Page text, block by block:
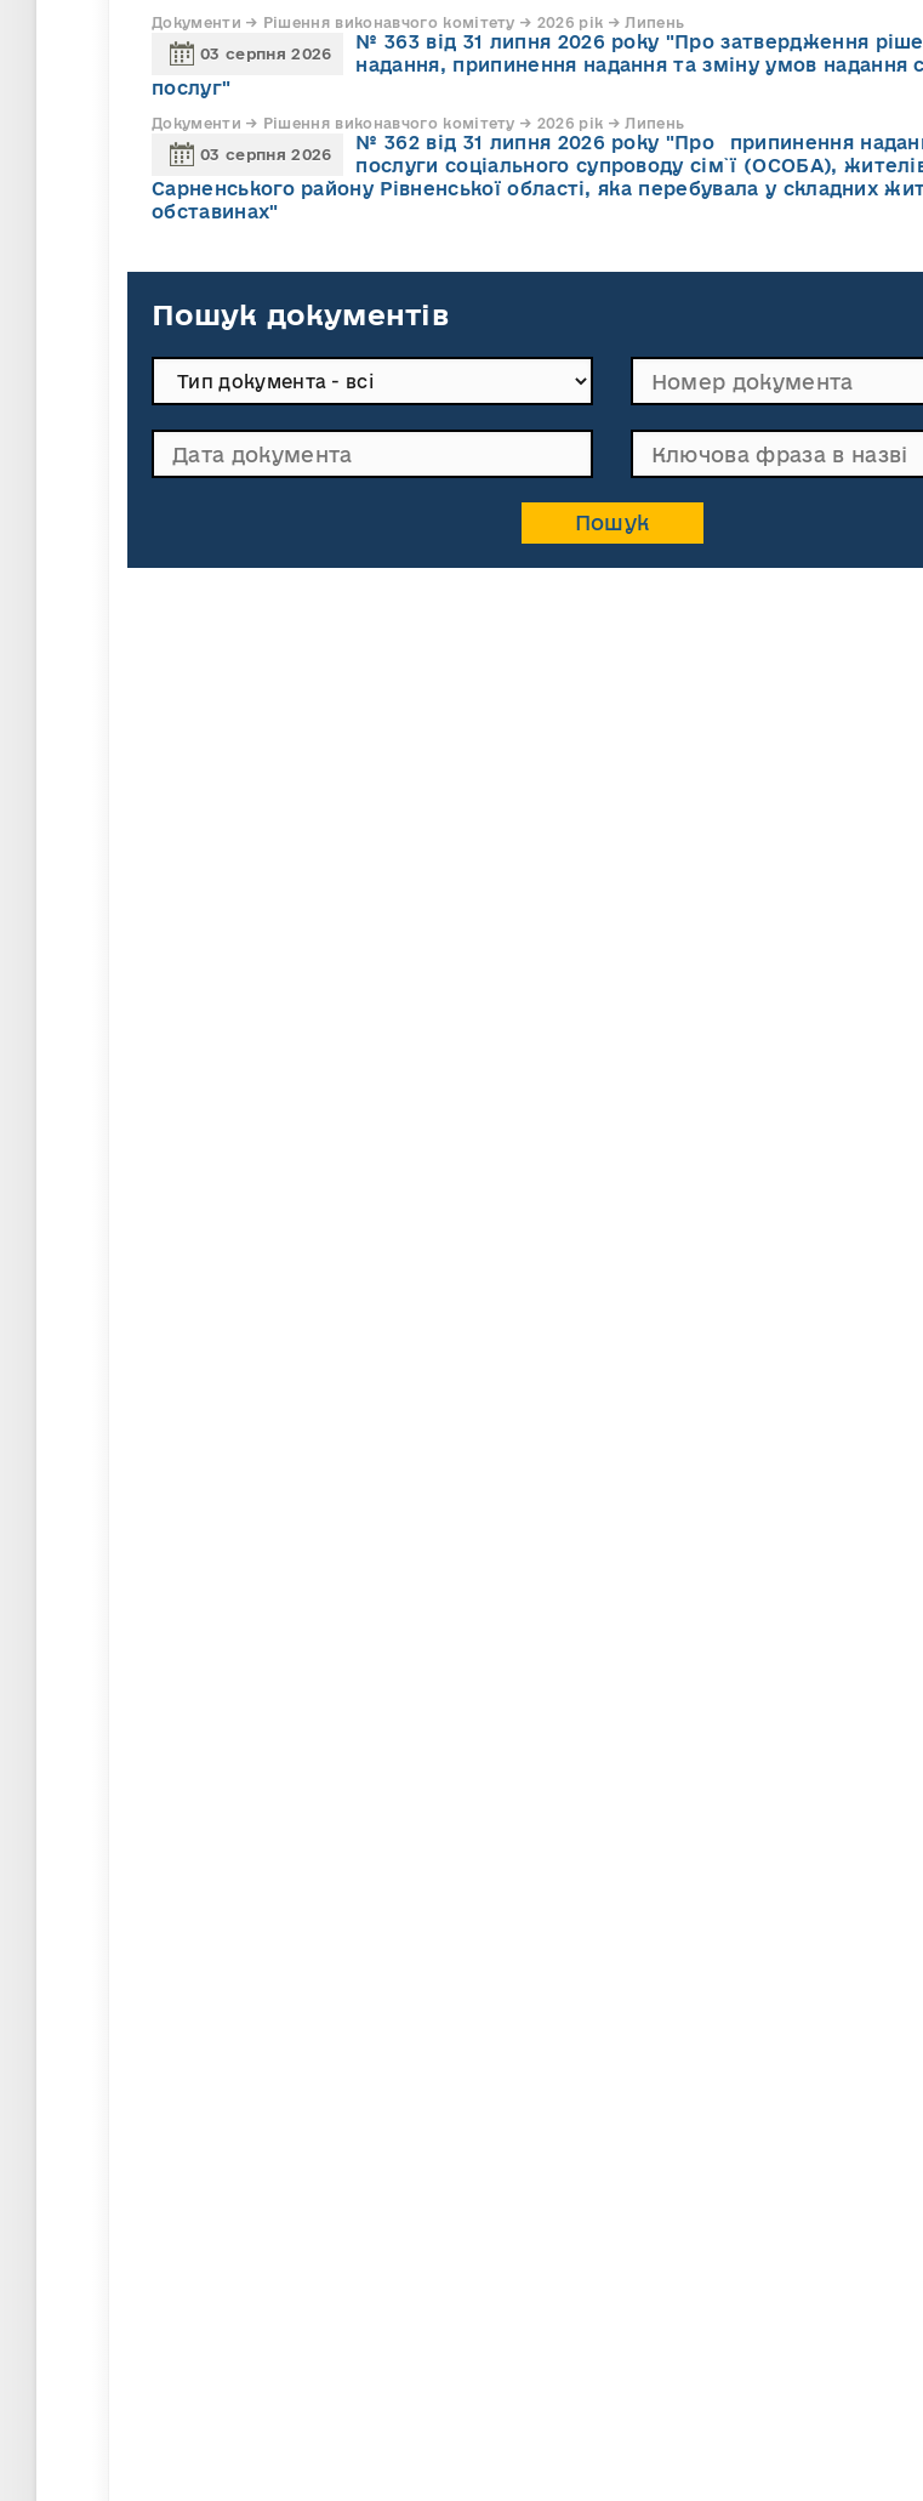
Документи → Рішення виконавчого комітету → 2026 рік → Липень
03 серпня 2026
№ 363 від 31 липня 2026 року "Про затвердження
надання, припинення надання та зміну умов надання
послуг"
Документи → Рішення виконавчого комітету → 2026 рік → Липень
03 серпня 2026
№ 362 від 31 липня 2026 року "Про припинення
послуги соціального супроводу cім`ї (ОСОБА),
Сарненського району Рівненської області, яка перебувала у складних
обставинах"
Пошук документів